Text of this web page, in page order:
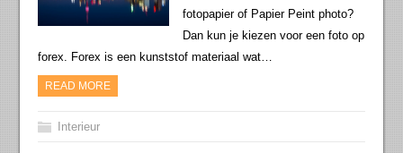
fotopapier of Papier Peint photo?
Dan kun je kiezen voor een foto op
forex. Forex is een kunststof materiaal wat…
READ MORE
Interieur